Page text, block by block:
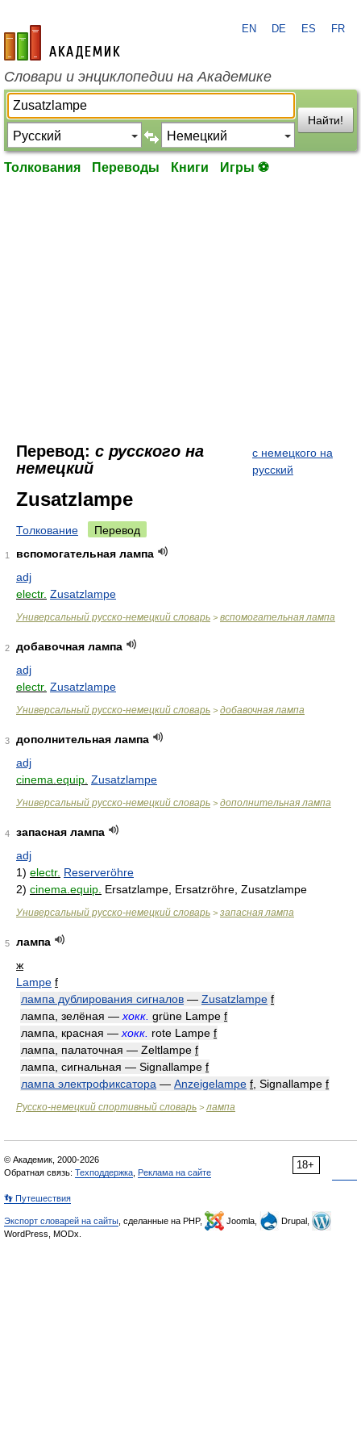
academic.ru
EN DE ES FR
Словари и энциклопедии на Академике
Найти!
Толкования Переводы Книги Игры ⚽
Перевод: с русского на
немецкий
с немецкого на
русский
Zusatzlampe
Толкование Перевод
1
вспомогательная лампа
adj
electr. Zusatzlampe
Универсальный русско-немецкий словарь > вспомогательная лампа
2
добавочная лампа
adj
electr. Zusatzlampe
Универсальный русско-немецкий словарь > добавочная лампа
3
дополнительная лампа
adj
cinema.equip. Zusatzlampe
Универсальный русско-немецкий словарь > дополнительная лампа
4
запасная лампа
adj
1) electr. Reserveröhre
2) cinema.equip. Ersatzlampe, Ersatzröhre, Zusatzlampe
Универсальный русско-немецкий словарь > запасная лампа
5
лампа
ж
Lampe f
лампа дублирования сигналов — Zusatzlampe f
лампа, зелёная — хокк. grüne Lampe f
лампа, красная — хокк. rote Lampe f
лампа, палаточная — Zeltlampe f
лампа, сигнальная — Signallampe f
лампа электрофиксатора — Anzeigelampe f , Signallampe f
Русско-немецкий спортивный словарь > лампа
18+
© Академик, 2000-2026
Обратная связь: Техподдержка Реклама на сайте
👣 Путешествия
Экспорт словарей на сайты , сделанные на PHP, Joomla,
Drupal,
WordPress, MODx.